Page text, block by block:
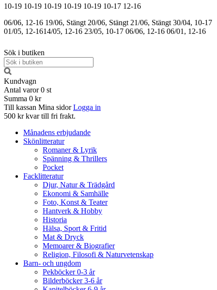
10-19 10-19 10-19 10-19 10-19 10-17 12-16
06/06, 12-16 19/06, Stängt 20/06, Stängt 21/06, Stängt 30/04, 10-17
01/05, 12-1614/05, 12-16 23/05, 10-17 06/06, 12-16 06/01, 12-16
Sök i butiken
Kundvagn
Antal varor 0 st
Summa 0 kr
Till kassan Mina sidor Logga in
500 kr kvar till fri frakt.
Månadens erbjudande
Skönlitteratur
Romaner & Lyrik
Spänning & Thrillers
Pocket
Facklitteratur
Djur, Natur & Trädgård
Ekonomi & Samhälle
Foto, Konst & Teater
Hantverk & Hobby
Historia
Hälsa, Sport & Fritid
Mat & Dryck
Memoarer & Biografier
Religion, Filosofi & Naturvetenskap
Barn- och ungdom
Pekböcker 0-3 år
Bilderböcker 3-6 år